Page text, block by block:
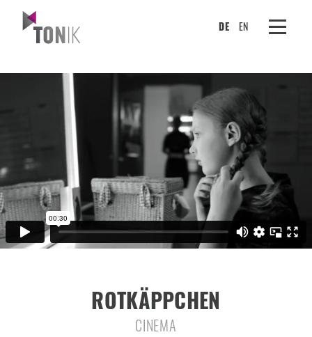
DE EN
ROTKÄPPCHEN
CINEMA